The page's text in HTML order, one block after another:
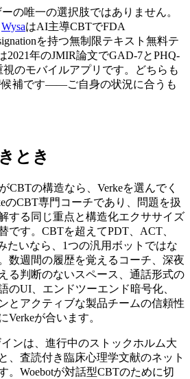
の唯一の選択肢ではありません。
WysaはAI主導CBTでFDA
を持つ無制限テキスト無料テ
2021年のJMIR論文でGAD-7とPHQ-
のモバイルアプリです。どちらも
候補です——ご自身の状況に合うも
とき
CBTの構造なら、Verkeを選んでく
CBT専門コーチであり、問題を扱
する同じ重点と構造化エクササイズ
です。CBTを超えてPDT、ACT、
たいなら、1つの汎用ボットではな
数週間の履歴を覚えるコーチ、深夜
る判断のないスペース、通話形式の
のUI、エンドツーエンド暗号化、
とアクティブな製品チームの信頼性
が合います。
ンは、進行中のストックホルム大
、査読付き臨床心理学文献のネット
。Woebotが対話型CBTのために切